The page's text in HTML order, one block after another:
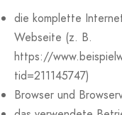
die komplette
Webseite (z. B.
https://
tid=211145747)
Browser und